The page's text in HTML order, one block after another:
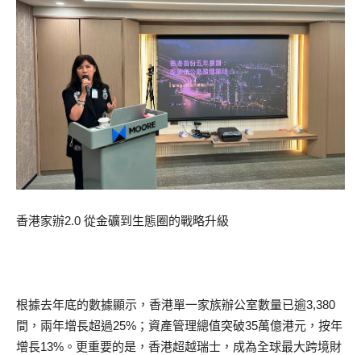
香港家辦2.0 從金礦到生態圈的戰略升級
根據去年底的數據顯示，香港單一家族辦公室數量已逾3,380
間，兩年增長超過25%；資產管理總值突破35萬億港元，按年
增長13%。更重要的是，香港超越瑞士，成為全球最大跨境財